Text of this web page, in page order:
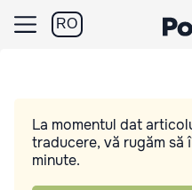
RO
La momentul dat
traducere, vă rugăm să
minute.